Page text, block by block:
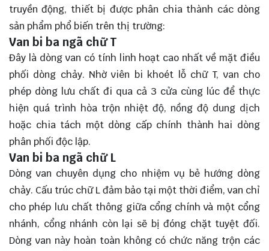
truyền động, thiết bị được phân chia thành các dòng
sản phẩm phổ biến trên thị trường:
Van bi ba ngã chữ T
Đây là dòng van có tính linh hoạt cao nhất về mặt điều
phối dòng chảy. Nhờ viên bi khoét lỗ chữ T, van cho
phép dòng lưu chất đi qua cả 3 cửa cùng lúc để thực
hiện quá trình hòa trộn nhiệt độ, nồng độ dung dịch
hoặc chia tách một dòng cấp chính thành hai dòng
phân phối độc lập.
Van bi ba ngã chữ L
Dòng van chuyên dụng cho nhiệm vụ bẻ hướng dòng
chảy. Cấu trúc chữ L đảm bảo tại một thời điểm, van chỉ
cho phép lưu chất thông giữa cổng chính và một cổng
nhánh, cổng nhánh còn lại sẽ bị đóng chặt tuyệt đối.
Dòng van này hoàn toàn không có chức năng trộn các